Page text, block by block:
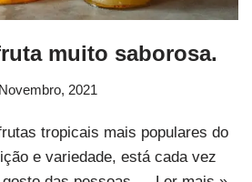
muito saborosa.
2021
tropicais mais populares do
e variedade, está cada vez